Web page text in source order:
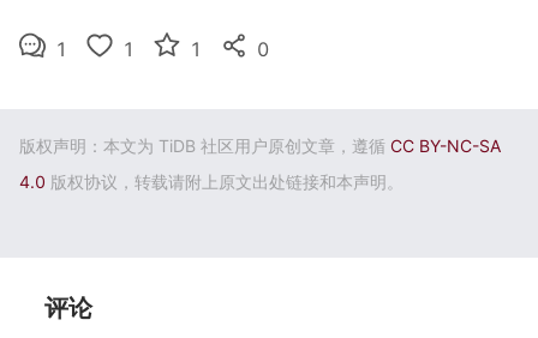
1 1 1 0
版权声明：本文为 TiDB 社区用户原创文章，遵循 CC BY-NC-SA
4.0 版权协议，转载请附上原文出处链接和本声明。
评论